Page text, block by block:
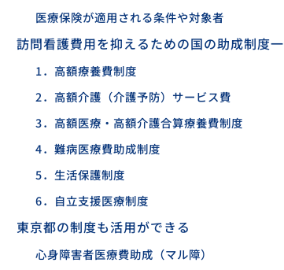
医療保険が適用される条件や対象者
訪問看護費用を抑えるための国の助成制度
1．高額療養費制度
2．高額介護（介護予防）サービス費
3．高額医療・高額介護合算療養費制度
4．難病医療費助成制度
5．生活保護制度
6．自立支援医療制度
東京都の制度も活用ができる
心身障害者医療費助成（マル障）